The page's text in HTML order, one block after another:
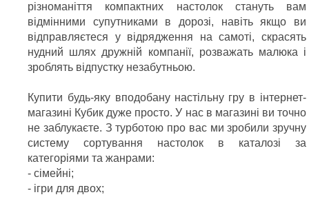
різноманіття компактних настолок стануть вам
відмінними супутниками в дорозі, навіть якщо ви
відправляєтеся у відрядження на самоті, скрасять
нудний шлях дружній компанії, розважать малюка і
зроблять відпустку незабутньою.
Купити будь-яку вподобану настільну гру в інтернет-
магазині Кубик дуже просто. У нас в магазині ви точно
не заблукаєте. З турботою про вас ми зробили зручну
систему сортування настолок в каталозі за
категоріями та жанрами:
- сімейні;
- ігри для двох;